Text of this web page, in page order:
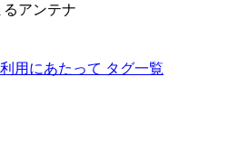
アンテナ
用にあたって タグ一覧